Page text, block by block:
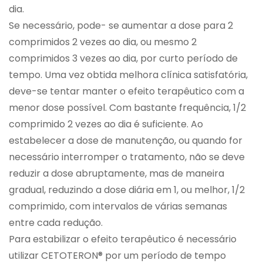
dia.
Se necessário, pode- se aumentar a dose para 2
comprimidos 2 vezes ao dia, ou mesmo 2
comprimidos 3 vezes ao dia, por curto período de
tempo. Uma vez obtida melhora clínica satisfatória,
deve-se tentar manter o efeito terapêutico com a
menor dose possível. Com bastante frequência, 1/2
comprimido 2 vezes ao dia é suficiente. Ao
estabelecer a dose de manutenção, ou quando for
necessário interromper o tratamento, não se deve
reduzir a dose abruptamente, mas de maneira
gradual, reduzindo a dose diária em 1, ou melhor, 1/2
comprimido, com intervalos de várias semanas
entre cada redução.
Para estabilizar o efeito terapêutico é necessário
utilizar CETOTERON® por um período de tempo